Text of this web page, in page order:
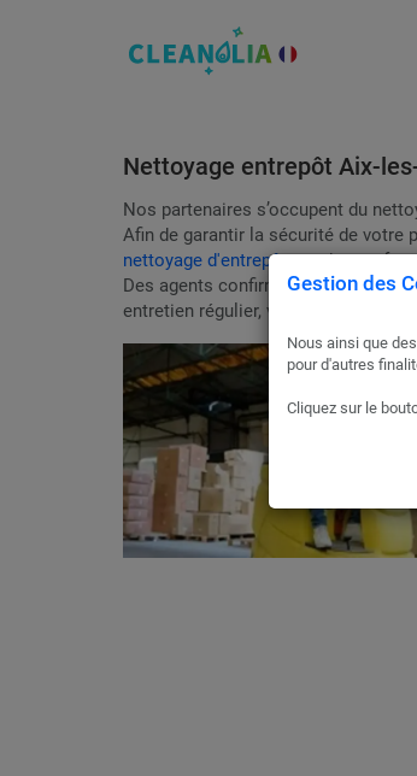
Nettoyage entrepôt Aix-
Nos partenaires s’occupent du
Afin de garantir la sécurité de votre
nettoyage d'entrepôtpar des
Des agents confirmés interviendront
entretien régulier, vous bénéficierez
Gestion des
Nous ainsi que
pour d'autres
Cliquez sur le